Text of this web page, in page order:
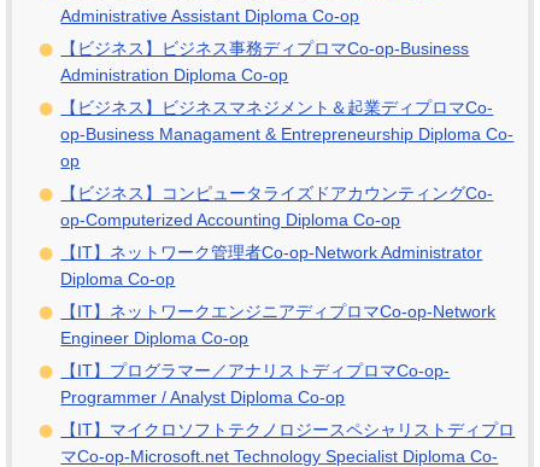
Administrative Assistant Diploma Co-op
【ビジネス】ビジネス事務ディプロマCo-op-Business
Administration Diploma Co-op
【ビジネス】ビジネスマネジメント＆起業ディプロマCo-
op-Business Managament & Entrepreneurship Diploma Co-
op
【ビジネス】コンピュータライズドアカウンティングCo-
op-Computerized Accounting Diploma Co-op
【IT】ネットワーク管理者Co-op-Network Administrator
Diploma Co-op
【IT】ネットワークエンジニアディプロマCo-op-Network
Engineer Diploma Co-op
【IT】プログラマー／アナリストディプロマCo-op-
Programmer / Analyst Diploma Co-op
【IT】マイクロソフトテクノロジースペシャリストディプロ
マCo-op-Microsoft.net Technology Specialist Diploma Co-